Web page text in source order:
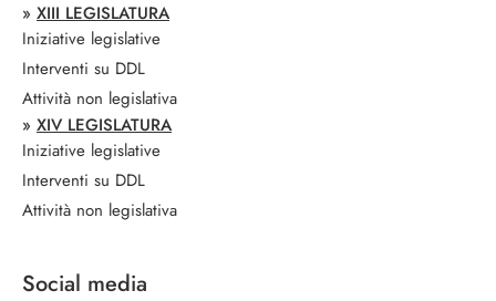
» XIII LEGISLATURA
Iniziative legislative
Interventi su DDL
Attività non legislativa
» XIV LEGISLATURA
Iniziative legislative
Interventi su DDL
Attività non legislativa
Social media